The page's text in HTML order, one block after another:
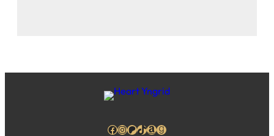
Facebook
Instagram
Patreon
TikTok
Amazon
Goodreads